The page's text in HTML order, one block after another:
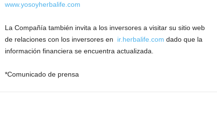
www.yosoyherbalife.com
La Compañía también invita a los inversores a visitar su sitio web
de relaciones con los inversores en ir.herbalife.com dado que la
información financiera se encuentra actualizada.
*Comunicado de prensa